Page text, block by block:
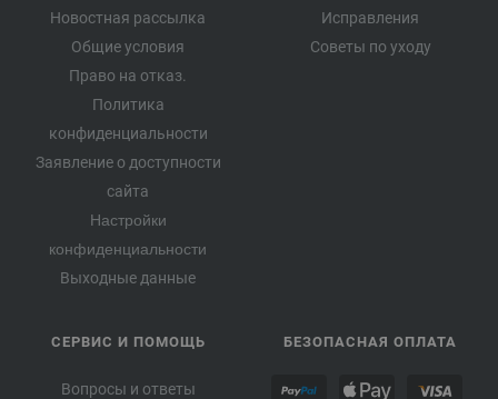
Новостная рассылка
Общие условия
Право на отказ.
Политика
конфиденциальности
Заявление о доступности
сайта
Настройки
конфиденциальности
Выходные данные
Исправления
Советы по уходу
СЕРВИС И ПОМОЩЬ
Вопросы и ответы
БЕЗОПАСНАЯ ОПЛАТА